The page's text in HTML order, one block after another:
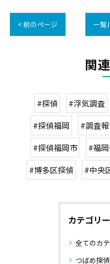
< 前のページ 一覧
関
#探偵 #浮気調査
#探偵福岡
#調査
#探偵福岡市
#福
#博多区探偵
#中央
カテゴリー
全てのカ
つばめ探